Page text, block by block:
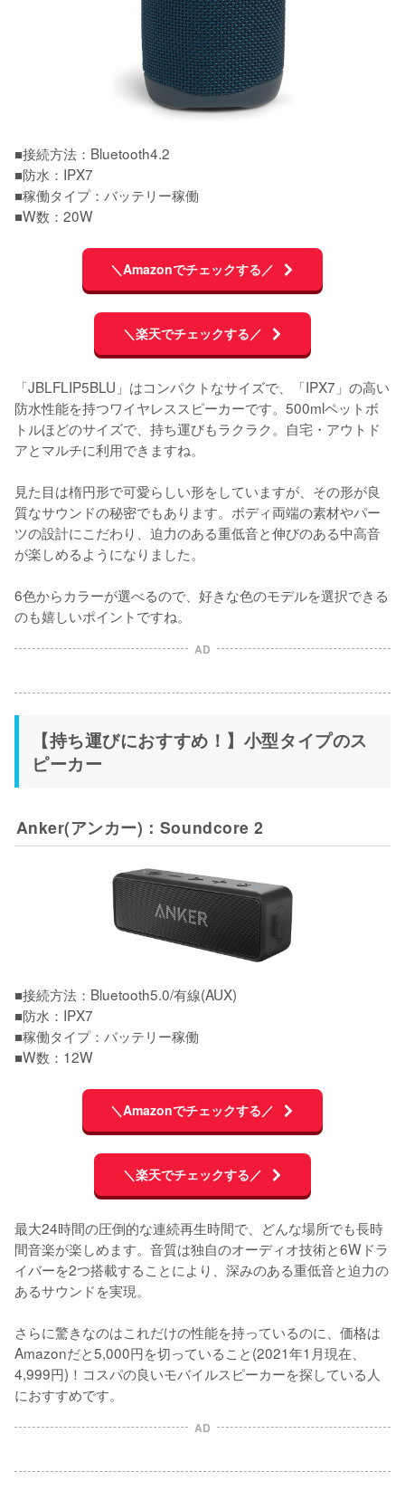
■接続方法：Bluetooth4.2
■防水：IPX7
■稼働タイプ：バッテリー稼働
■W数：20W
＼Amazonでチェックする／
＼楽天でチェックする／
「JBLFLIP5BLU」はコンパクトなサイズで、「IPX7」の高い
防水性能を持つワイヤレススピーカーです。500mlペットボ
トルほどのサイズで、持ち運びもラクラク。自宅・アウトド
アとマルチに利用できますね。
見た目は楕円形で可愛らしい形をしていますが、その形が良
質なサウンドの秘密でもあります。ボディ両端の素材やパー
ツの設計にこだわり、迫力のある重低音と伸びのある中高音
が楽しめるようになりました。
6色からカラーが選べるので、好きな色のモデルを選択できる
のも嬉しいポイントですね。
AD
【持ち運びにおすすめ！】小型タイプのス
ピーカー
Anker(アンカー)：Soundcore 2
■接続方法：Bluetooth5.0/有線(AUX)
■防水：IPX7
■稼働タイプ：バッテリー稼働
■W数：12W
＼Amazonでチェックする／
＼楽天でチェックする／
最大24時間の圧倒的な連続再生時間で、どんな場所でも長時
間音楽が楽しめます。音質は独自のオーディオ技術と6Wドラ
イバーを2つ搭載することにより、深みのある重低音と迫力の
あるサウンドを実現。
さらに驚きなのはこれだけの性能を持っているのに、価格は
Amazonだと5,000円を切っていること(2021年1月現在、
4,999円)！コスパの良いモバイルスピーカーを探している人
におすすめです。
AD